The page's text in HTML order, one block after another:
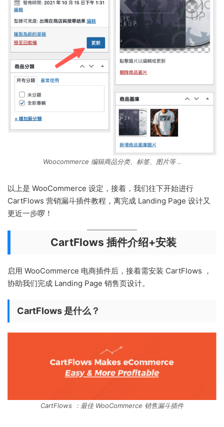
Woocommerce 编辑商品分类、标签、图片等 ..
以上是 WooCommerce 设定，接着，我们往下开始进行
CartFlows 营销漏斗插件教程，离完成 Landing Page 设计又
更近一步啰！
CartFlows 插件介绍+安装
启用 WooCommerce 电商插件后，接着需安装 CartFlows ，
协助我们完成 Landing Page 销售页设计。
CartFlows 是什么？
CartFlows ：最佳 WooCommerce 销售漏斗插件